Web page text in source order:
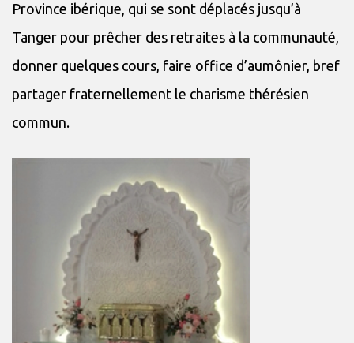
Province ibérique, qui se sont déplacés jusqu’à
Tanger pour prêcher des retraites à la communauté,
donner quelques cours, faire office d’aumônier, bref
partager fraternellement le charisme thérésien
commun.